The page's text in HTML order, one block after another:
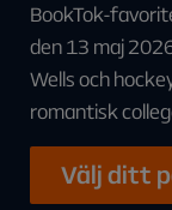
BookTok-
den 13 maj
Wells och
romantisk
Välj ditt